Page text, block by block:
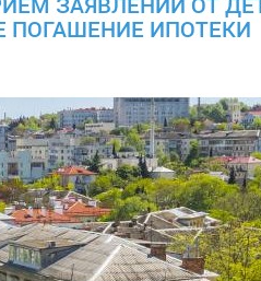
ПОГАШЕНИЕ ИПОТЕКИ